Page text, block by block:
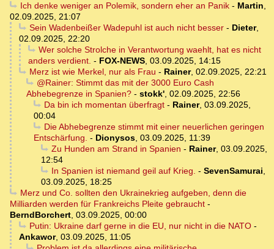
Ich denke weniger an Polemik, sondern eher an Panik- Martin,
02.09.2025, 21:07
Sein Wadenbeißer Wadepuhl ist auch nicht besser- Dieter,
02.09.2025, 22:20
Wer solche Strolche in Verantwortung waehlt, hat es nicht
anders verdient. - FOX-NEWS, 03.09.2025, 14:15
Merz ist wie Merkel, nur als Frau - Rainer, 02.09.2025, 22:21
@Rainer: Stimmt das mit der 3000 Euro Cash
Abhebegrenze in Spanien? - stokk', 02.09.2025, 22:56
Da bin ich momentan überfragt- Rainer, 03.09.2025,
00:04
Die Abhebegrenze stimmt mit einer neuerlichen geringen
Entschärfung. - Dionysos, 03.09.2025, 11:39
Zu Hunden am Strand in Spanien - Rainer, 03.09.2025,
12:54
In Spanien ist niemand geil auf Krieg. - SevenSamurai,
03.09.2025, 18:25
Merz und Co. sollten den Ukrainekrieg aufgeben, denn die
Milliarden werden für Frankreichs Pleite gebraucht -
BerndBorchert, 03.09.2025, 00:00
Putin: Ukraine darf gerne in die EU, nur nicht in die NATO-
Ankawor, 03.09.2025, 11:05